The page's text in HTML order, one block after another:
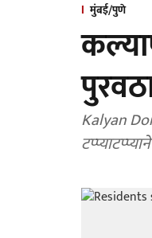
मुंबई/पुणे
Kalyan